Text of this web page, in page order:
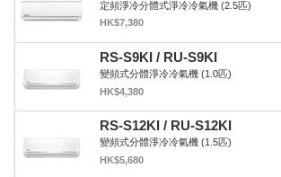
定頻淨冷分體式淨冷冷氣機 (2.5匹)
HK$7,380
RS-S9KI / RU-S9KI
變頻式分體淨冷冷氣機 (1.0匹)
HK$4,380
RS-S12KI / RU-S12KI
變頻式分體淨冷冷氣機 (1.5匹)
HK$5,680